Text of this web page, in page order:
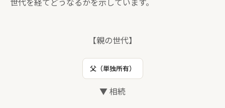
【親の世代】
父（単独所有）
▼ 相続